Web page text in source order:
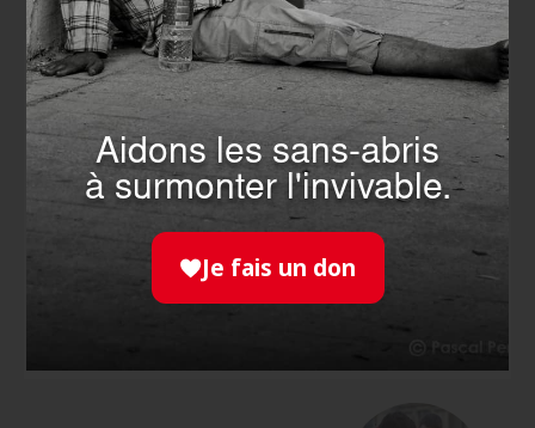
DEVENIR
BÉNÉVOLE
Un engagement sur-mesure près de chez vous en
fonction de votre disponibilité et de vos aspirations.
Aidons les sans-abris
à surmonter l'invivable.
Je fais un don